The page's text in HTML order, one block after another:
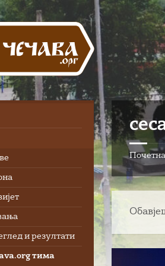
Почетна
и резултати
тима